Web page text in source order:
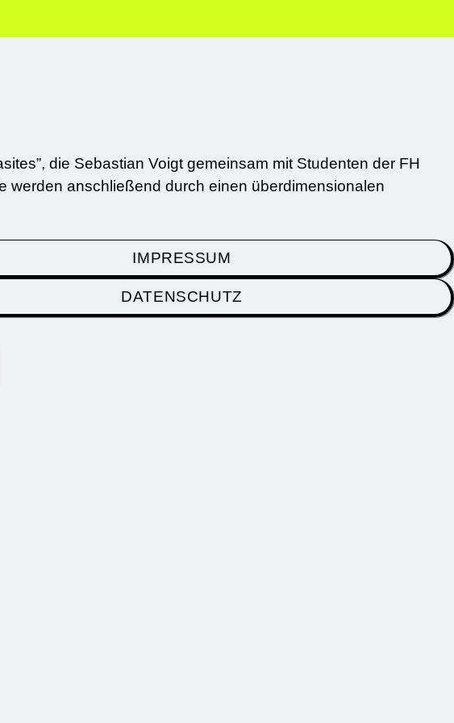
die Sebastian Voigt gemeinsam mit Studenten der FH
werden anschließend durch einen überdimensionalen
IMPRESSUM
DATENSCHUTZ